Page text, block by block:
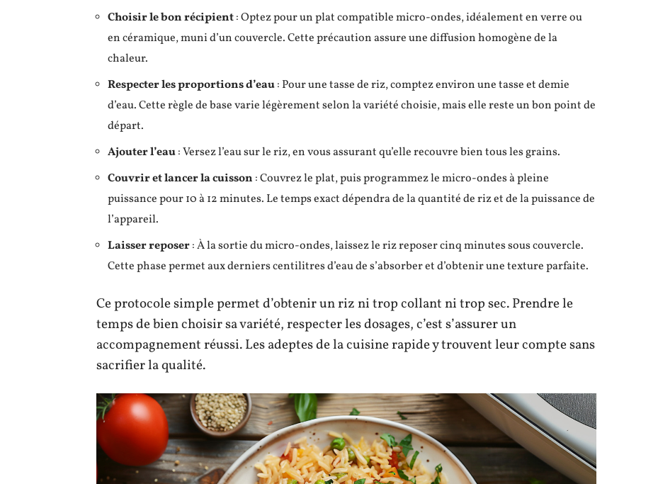
Choisir le bon récipient: Optez pour un plat compatible micro-ondes, idéalement en verre ou
en céramique, muni d’un couvercle. Cette précaution assure une diffusion homogène de la
chaleur.
Respecter les proportions d’eau: Pour une tasse de riz, comptez environ une tasse et demie
d’eau. Cette règle de base varie légèrement selon la variété choisie, mais elle reste un bon point de
départ.
Ajouter l’eau: Versez l’eau sur le riz, en vous assurant qu’elle recouvre bien tous les grains.
Couvrir et lancer la cuisson : Couvrez le plat, puis programmez le micro-ondes à pleine
puissance pour 10 à 12 minutes. Le temps exact dépendra de la quantité de riz et de la puissance de
l’appareil.
Laisser reposer: À la sortie du micro-ondes, laissez le riz reposer cinq minutes sous couvercle.
Cette phase permet aux derniers centilitres d’eau de s’absorber et d’obtenir une texture parfaite.
Ce protocole simple permet d’obtenir un riz ni trop collant ni trop sec. Prendre le
temps de bien choisir sa variété, respecter les dosages, c’est s’assurer un
accompagnement réussi. Les adeptes de la cuisine rapide y trouvent leur compte sans
sacrifier la qualité.